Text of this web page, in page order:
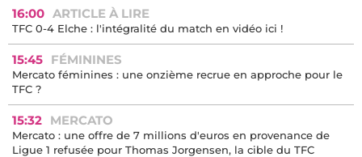
16:00 ARTICLE À LIRE
TFC 0-4 Elche : l'intégralité du match en vidéo ici !
15:45 FÉMININES
Mercato féminines : une onzième recrue en approche pour le
TFC ?
15:32 MERCATO
Mercato : une offre de 7 millions d'euros en provenance de
Ligue 1 refusée pour Thomas Jorgensen, la cible du TFC